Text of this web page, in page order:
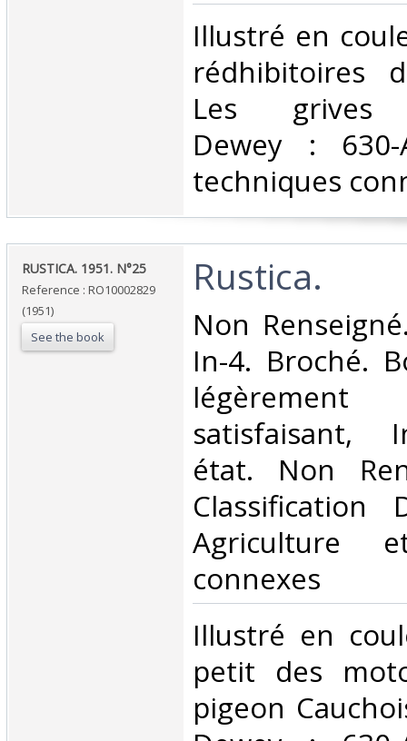
‎Illustré en
rédhibitoires
Les grives
Dewey :
techniques
‎RUSTICA. 1951. N°25‎
Reference : RO10002829
(1951)
See the book
‎Rustica.‎
‎Non
In-4. Broché.
satisfaisant,
état. Non
Classification
Agriculture
connexes‎
‎Illustré en
petit des
pigeon